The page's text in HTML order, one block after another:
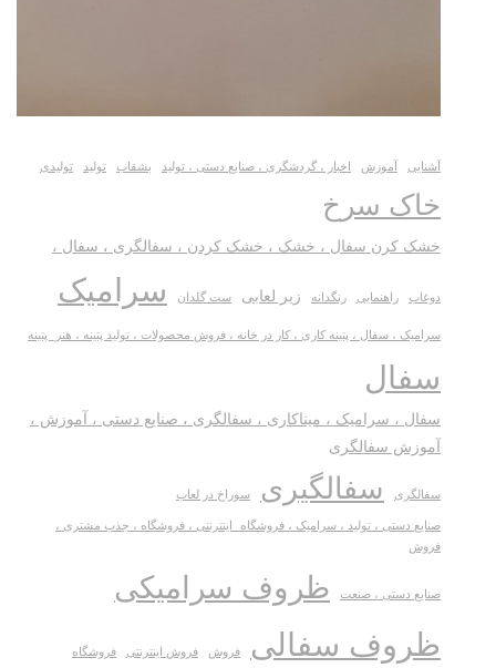
آشنایی آموزش اخبار ، گردشگری ، صنایع دستی ، تولید بشقاب تولید تولیدی
خاک سرخ
خشک کرن سفال ، خشک ، خشک کردن ، سفالگری ، سفال ،
دوغاب راهنمایی رنگدانه زیر لعابی ست گلدان سرامیک
سرامیک ، سفال ، پتینه کاری ، کار در خانه ، فروش محصولات ، تولید پتینه ، هنر_پتینه
سفال
سفال ، سرامیک ، میناکاری ، سفالگری ، صنایع دستی ، آموزش ،
آموزش سفالگری
سفالگری سفالگیری
سوراخ در لعاب
صنایع دستی ، تولید ، سرامیک ، فروشگاه_اینترنتی ، فروشگاه ، جذب مشتری ،
فروش
صنایع دستی ، صنعت ظروف سرامیکی
ظروف سفالی فروش فروش اینترنتی فروشگاه